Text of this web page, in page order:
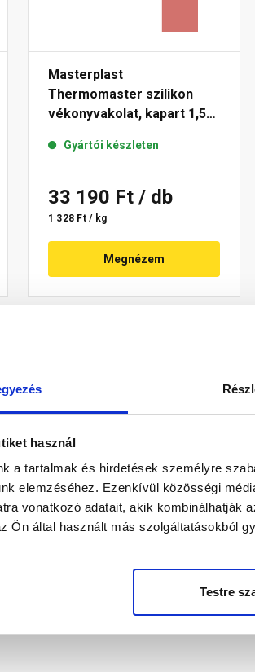
használ
a tartalmak és hirdetések személyre
elemzéséhez. Ezenkívül közösségi
vonatkozó adatait, akik kombinálhatják
Ön által használt más szolgáltatásokból
Testre
Masterplast
Thermomaster szilikon
vékonyvakolat, kapart 1,5
Gyártói készleten
33 190 Ft / db
1 328 Ft / kg
Megnézem
talál a termékkel kapcsolatban.
vékonyvakolat
finoman megmunkált
időjárásálló fedőrétege. Kapart
Masterplast Thermomaster
száradása alatt erős, közvetlen